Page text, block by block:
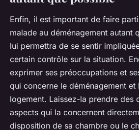
Enfin, il est important de faire
malade au déménagement autant
lui permettra de se sentir
certain contrôle sur la situation.
exprimer ses préoccupations et
qui concerne le déménagement et
logement. Laissez-la prendre des
aspects qui la concernent
disposition de sa chambre ou le